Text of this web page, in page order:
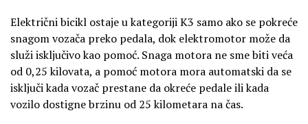
Električni bicikl ostaje u kategoriji K3 samo ako se pokreće
snagom vozača preko pedala, dok elektromotor može da
služi isključivo kao pomoć. Snaga motora ne sme biti veća
od 0,25 kilovata, a pomoć motora mora automatski da se
isključi kada vozač prestane da okreće pedale ili kada
vozilo dostigne brzinu od 25 kilometara na čas.